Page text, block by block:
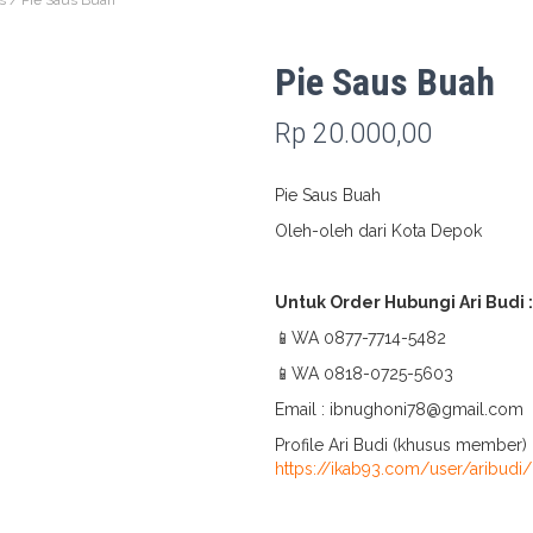
Pie Saus Buah
Rp 20.000,00
Pie Saus Buah
Oleh-oleh dari Kota Depok
Untuk Order Hubungi Ari Budi :
📱WA 0877-7714-5482
📱WA 0818-0725-5603
Email : ibnughoni78@gmail.com
Profile Ari Budi (khusus member)
https://ikab93.com/user/aribudi/